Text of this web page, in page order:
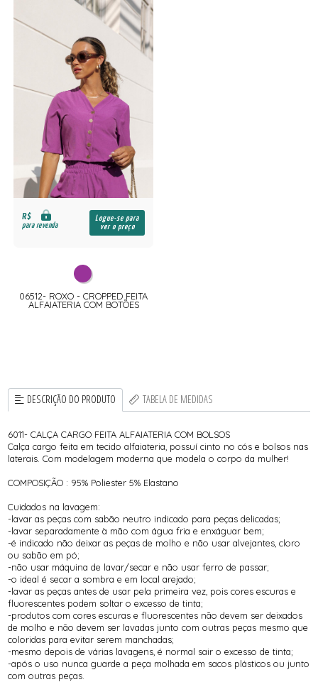
R$
para revenda
Logue-se para
ver o preço
06512- ROXO - CROPPED FEITA
ALFAIATERIA COM BOTÕES
DESCRIÇÃO DO PRODUTO TABELA DE MEDIDAS
6011- CALÇA CARGO FEITA ALFAIATERIA COM BOLSOS
Calça cargo feita em tecido alfaiateria, possuí cinto no cós e bolsos nas
laterais. Com modelagem moderna que modela o corpo da mulher!
COMPOSIÇÃO : 95% Poliester 5% Elastano
Cuidados na lavagem:
-lavar as peças com sabão neutro indicado para peças delicadas;
-lavar separadamente à mão com água fria e enxáguar bem;
-é indicado não deixar as peças de molho e não usar alvejantes, cloro
ou sabão em pó;
-não usar máquina de lavar/secar e não usar ferro de passar;
-o ideal é secar a sombra e em local arejado;
-lavar as peças antes de usar pela primeira vez, pois cores escuras e
fluorescentes podem soltar o excesso de tinta;
-produtos com cores escuras e fluorescentes não devem ser deixados
de molho e não devem ser lavadas junto com outras peças mesmo que
coloridas para evitar serem manchadas;
-mesmo depois de várias lavagens, é normal sair o excesso de tinta;
-após o uso nunca guarde a peça molhada em sacos plásticos ou junto
com outras peças.